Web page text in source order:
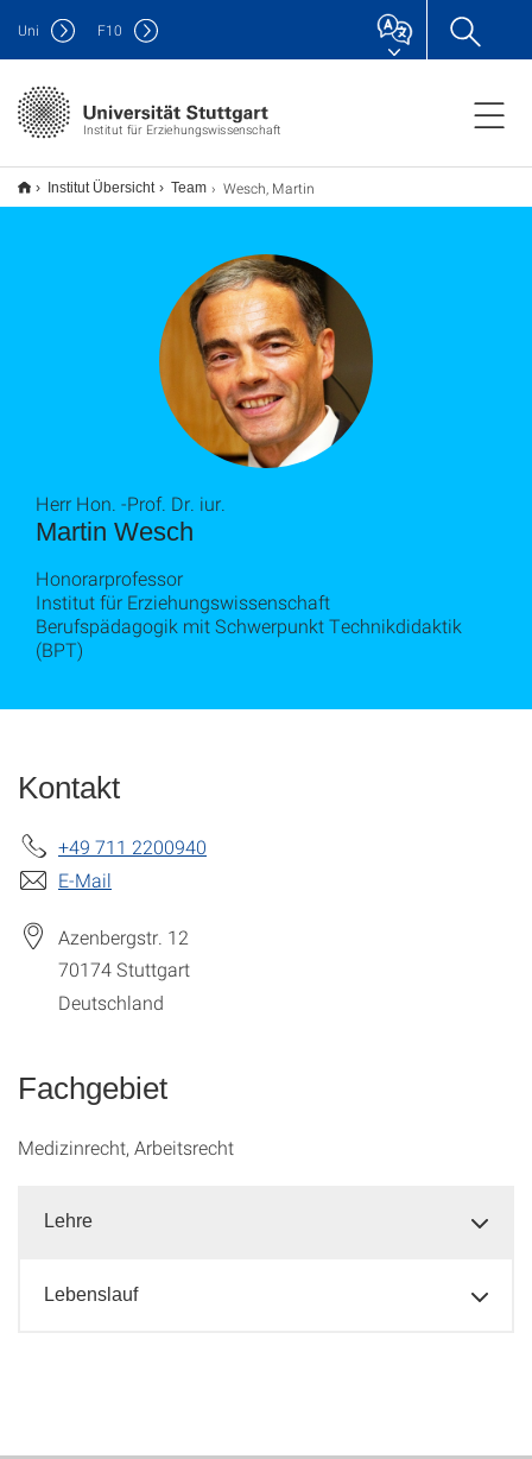
Institut für Erziehungswissenschaft
Uni F10
Institut Übersicht Team Wesch, Martin
Martin Wesch
Herr Hon. -Prof. Dr. iur.
Honorarprofessor
Institut für Erziehungswissenschaft
Berufspädagogik mit Schwerpunkt Technikdidaktik
(BPT)
Kontakt
+49 711 2200940
E-Mail
Azenbergstr. 12
70174Stuttgart
Deutschland
Fachgebiet
Medizinrecht, Arbeitsrecht
Lehre
Lebenslauf